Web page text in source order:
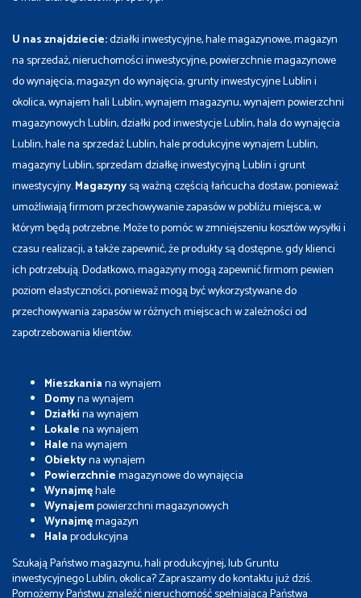
U nas znajdziecie:działki inwestycyjne, hale magazynowe, magazyn
na sprzedaż, nieruchomości inwestycyjne, powierzchnie magazynowe
do wynajęcia, magazyn do wynajęcia, grunty inwestycyjne Lublin i
okolica, wynajem hali Lublin, wynajem magazynu, wynajem powierzchni
magazynowych Lublin, działki pod inwestycje Lublin, hala do wynajęcia
Lublin, hale na sprzedaż Lublin, hale produkcyjne wynajem Lublin,
magazyny Lublin, sprzedam działkę inwestycyjną Lublin i grunt
inwestycyjny.Magazynysą ważną częścią łańcucha dostaw, ponieważ
umożliwiają firmom przechowywanie zapasów w pobliżu miejsca, w
którym będą potrzebne. Może to pomóc w zmniejszeniu kosztów wysyłki i
czasu realizacji, a także zapewnić, że produkty są dostępne, gdy klienci
ich potrzebują. Dodatkowo, magazyny mogą zapewnić firmom pewien
poziom elastyczności, ponieważ mogą być wykorzystywane do
przechowywania zapasów w różnych miejscach w zależności od
zapotrzebowania klientów.
Mieszkaniana wynajem
Domyna wynajem
Działkina wynajem
Lokalena wynajem
Halena wynajem
Obiektyna wynajem
Powierzchniemagazynowe do wynajęcia
Wynajmęhale
Wynajempowierzchni magazynowych
Wynajmęmagazyn
Halaprodukcyjna
Szukają Państwo magazynu, hali produkcyjnej, lub Gruntu
inwestycyjnego Lublin, okolica? Zapraszamy do kontaktu już dziś.